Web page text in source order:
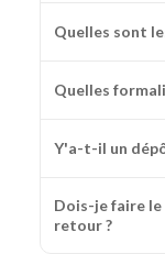
Quelles sont
Quelles
Y'a-t-il un
Dois-je faire le
retour ?